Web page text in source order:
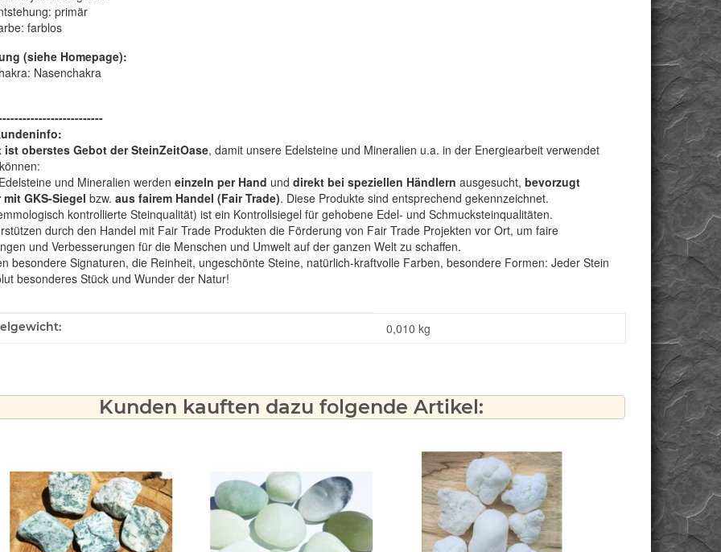
primär
farblos
(siehe Homepage):
Nasenchakra
ist oberstes Gebot der SteinZeitOase, damit unsere Edelsteine und Mineralien u.a. in der Energiearbeit verwendet
und Mineralien werden einzeln per Hand und direkt bei speziellen Händlern ausgesucht, bevorzugt
mit GKS-Siegel bzw. aus fairem Handel (Fair Trade). Diese Produkte sind entsprechend gekennzeichnet.
kontrollierte Steinqualität) ist ein Kontrollsiegel für gehobene Edel- und Schmucksteinqualitäten.
durch den Handel mit Fair Trade Produkten die Förderung von Fair Trade Projekten vor Ort, um faire
und Verbesserungen für die Menschen und Umwelt auf der ganzen Welt zu schaffen.
besondere Signaturen, die Reinheit, ungeschönte Steine, natürlich-kraftvolle Farben, besondere Formen: Jeder Stein
besonderes Stück und Wunder der Natur!
0,010 kg
Kunden kauften dazu folgende Artikel: